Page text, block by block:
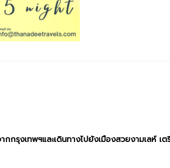
กรุงเทพฯและเดินทางไปยังเมืองสวยงามเลห์